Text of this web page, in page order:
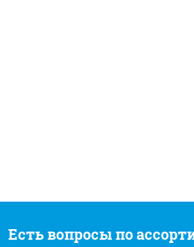
Есть вопросы по